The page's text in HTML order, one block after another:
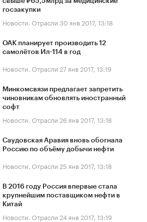
госзакупки
Новости. Отрасли 30 янв 2017, 13:18
ОАК планирует производить 12
самолётов Ил-114 в год
Новости. Отрасли 27 янв 2017, 13:19
Минкомсвязи предлагает запретить
чиновникам обновлять иностранный
софт
Новости. Отрасли 26 янв 2017, 13:18
Саудовская Аравия вновь обогнала
Россию по объёму добычи нефти
Новости. Отрасли 25 янв 2017, 13:18
В 2016 году Россия впервые стала
крупнейшим поставщиком нефти в
Китай
Новости. Отрасли 24 янв 2017, 13:19